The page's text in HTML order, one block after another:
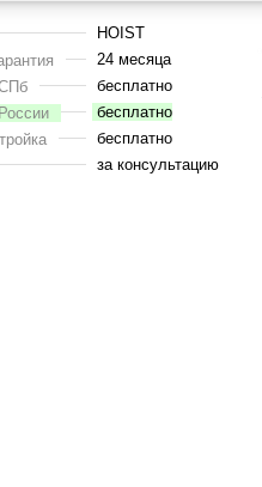
HOIST
24 месяца
бесплатно
бесплатно
бесплатно
за консультацию